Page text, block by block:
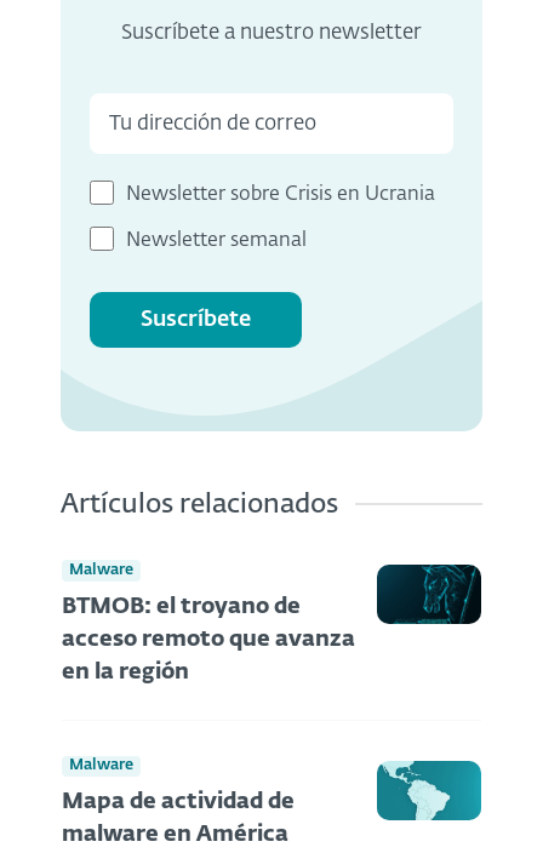
Suscríbete a nuestro newsletter
Newsletter sobre Crisis en Ucrania
Newsletter semanal
Suscríbete
Artículos relacionados
Malware
BTMOB: el troyano de
acceso remoto que avanza
en la región
Malware
Mapa de actividad de
malware en América